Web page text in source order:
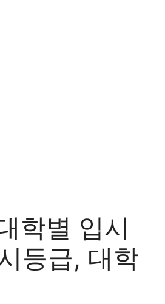
학별 입시
등급, 대학